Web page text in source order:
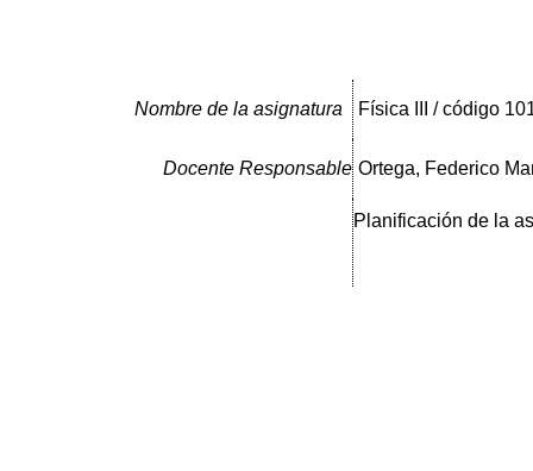
Nombre de la asignatura Física III / código
Docente Responsable Ortega, Federico
Planificación de la